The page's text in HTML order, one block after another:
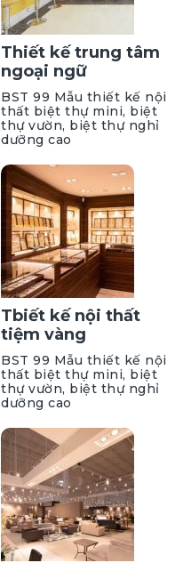
Thiết kế trung tâm
ngoại ngữ
BST 99 Mẫu thiết kế nội
thất biệt thự mini, biệt
thự vườn, biệt thự nghỉ
dưỡng cao
Tbiết kế nội thất
tiệm vàng
BST 99 Mẫu thiết kế nội
thất biệt thự mini, biệt
thự vườn, biệt thự nghỉ
dưỡng cao